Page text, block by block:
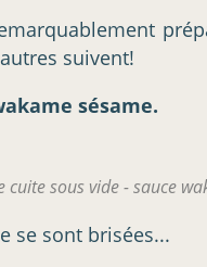
suivent!
sésame.
cuite sous vide - sauce
se sont brisées...